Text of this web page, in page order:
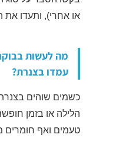
או אחרי), ותעדו את
מה לעשות
עמדו בצנרת?
כשמים שוהים
הלילה או בזמן
טעמים ואף חומרים